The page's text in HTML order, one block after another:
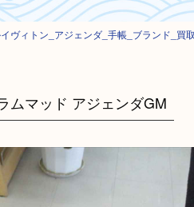
ラムマッド アジェンダGM